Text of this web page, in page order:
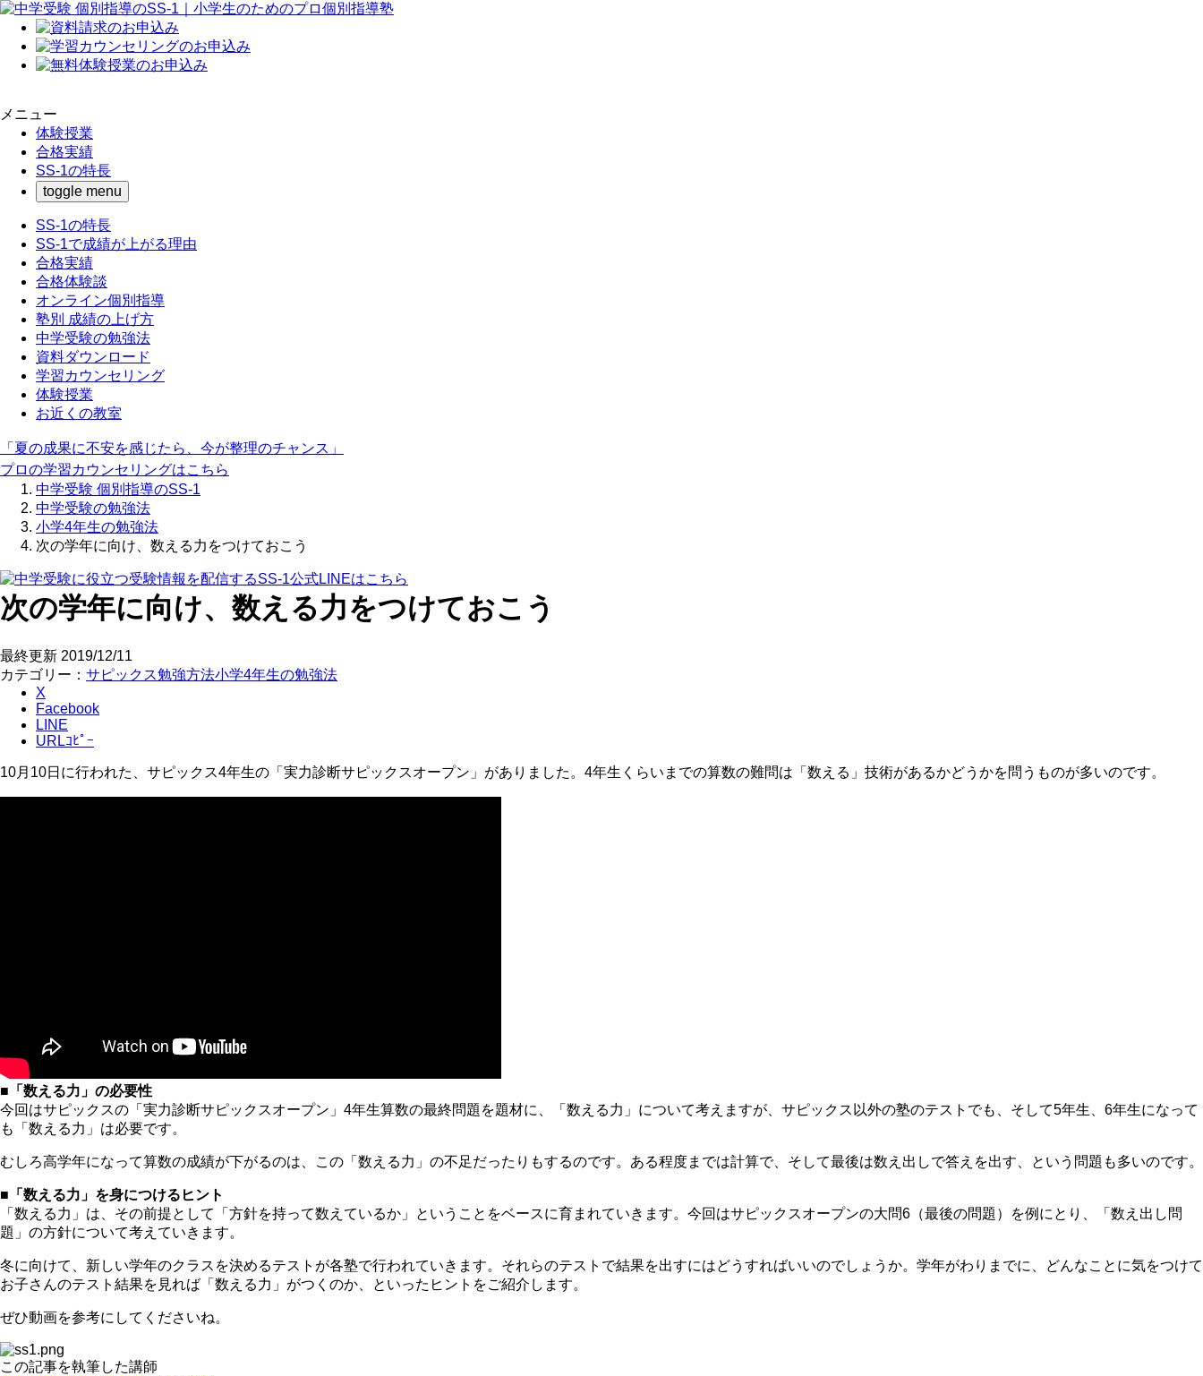
メニュー
体験授業
合格実績
SS-1の特長
toggle menu
SS-1の特長
SS-1で成績が上がる理由
合格実績
合格体験談
オンライン個別指導
塾別 成績の上げ方
中学受験の勉強法
資料ダウンロード
学習カウンセリング
体験授業
お近くの教室
「夏の成果に不安を感じたら、今が整理のチャンス」
プロの学習カウンセリングはこちら
中学受験 個別指導のSS-1
中学受験の勉強法
小学4年生の勉強法
次の学年に向け、数える力をつけておこう
次の学年に向け、数える力をつけておこう
最終更新 2019/12/11
カテゴリー： サピックス勉強方法小学4年生の勉強法
X
Facebook
LINE
URLｺﾋﾟｰ
10月10日に行われた、サピックス4年生の「実力診断サピックスオープン」がありました。4年生くらいまでの算数の難問は「数える」技術があるかどうかを問うものが多いのです。
■「数える力」の必要性
今回はサピックスの「実力診断サピックスオープン」4年生算数の最終問題を題材に、「数える力」について考えますが、サピックス以外の塾のテストでも、そして5年生、6年生になって
も「数える力」は必要です。
むしろ高学年になって算数の成績が下がるのは、この「数える力」の不足だったりもするのです。ある程度までは計算で、そして最後は数え出しで答えを出す、という問題も多いのです。
■「数える力」を身につけるヒント
「数える力」は、その前提として「方針を持って数えているか」ということをベースに育まれていきます。今回はサピックスオープンの大問6（最後の問題）を例にとり、「数え出し問
題」の方針について考えていきます。
冬に向けて、新しい学年のクラスを決めるテストが各塾で行われていきます。それらのテストで結果を出すにはどうすればいいのでしょうか。学年がわりまでに、どんなことに気をつけて
お子さんのテスト結果を見れば「数える力」がつくのか、といったヒントをご紹介します。
ぜひ動画を参考にしてくださいね。
この記事を執筆した講師